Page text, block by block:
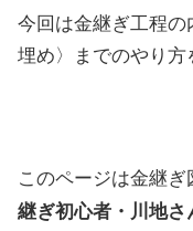
今回は金継ぎ工程の
埋め〉までのやり方
このページは金継
継ぎ初心者・川地さ